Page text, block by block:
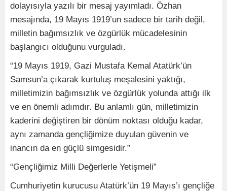
dolayısıyla yazılı bir mesaj yayımladı. Özhan
mesajında, 19 Mayıs 1919’un sadece bir tarih değil,
milletin bağımsızlık ve özgürlük mücadelesinin
başlangıcı olduğunu vurguladı.
“19 Mayıs 1919, Gazi Mustafa Kemal Atatürk’ün
Samsun’a çıkarak kurtuluş meşalesini yaktığı,
milletimizin bağımsızlık ve özgürlük yolunda attığı ilk
ve en önemli adımdır. Bu anlamlı gün, milletimizin
kaderini değiştiren bir dönüm noktası olduğu kadar,
aynı zamanda gençliğimize duyulan güvenin ve
inancın da en güçlü simgesidir.”
“Gençliğimiz Milli Değerlerle Yetişmeli”
Cumhuriyetin kurucusu Atatürk’ün 19 Mayıs’ı gençliğe